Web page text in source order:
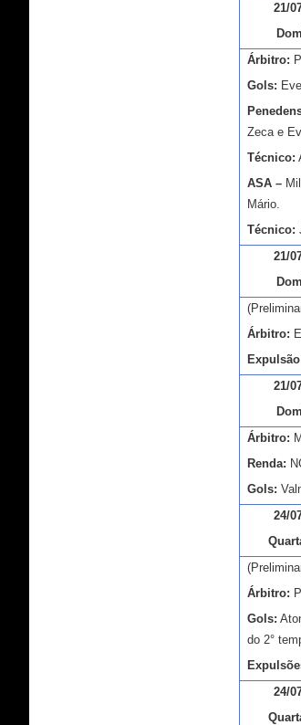
21/
Árbitro:
Gols:
Zeca e
Técnico:
ASA –
Mário.
Técnico:
21/
Árbitro:
21/
Árbitro:
Renda:
Gols:
24/
Árbitro:
Gols:
do 2°
24/